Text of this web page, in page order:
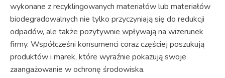
wykonane z recyklingowanych materiałów lub materiałów
biodegradowalnych nie tylko przyczyniają się do redukcji
odpadów, ale także pozytywnie wpływają na wizerunek
firmy. Współcześni konsumenci coraz częściej poszukują
produktów i marek, które wyraźnie pokazują swoje
zaangażowanie w ochronę środowiska.